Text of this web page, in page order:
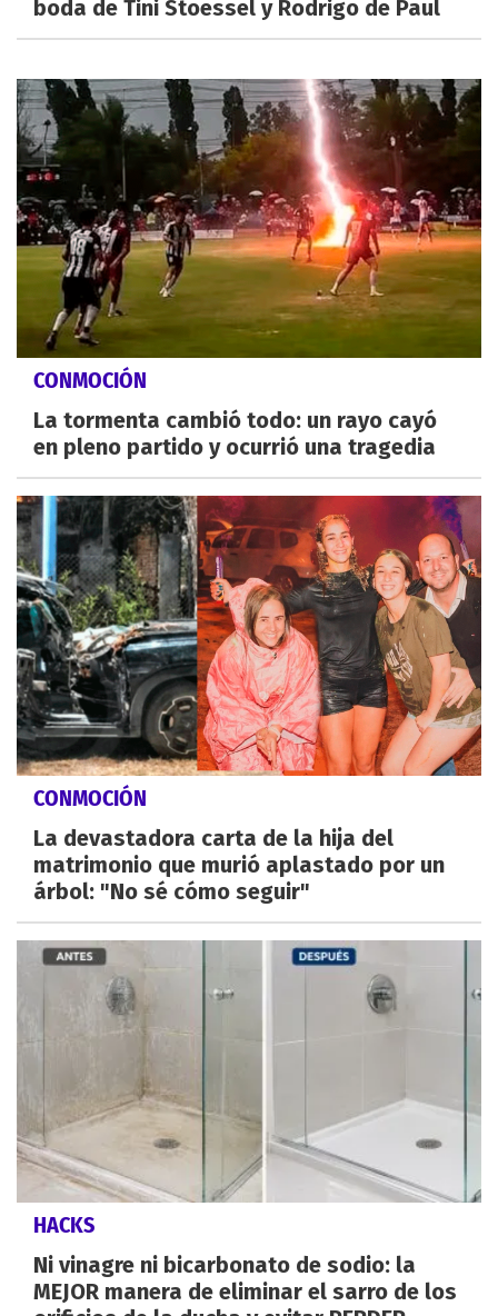
boda de Tini Stoessel y Rodrigo de Paul
CONMOCIÓN
La tormenta cambió todo: un rayo cayó
en pleno partido y ocurrió una tragedia
CONMOCIÓN
La devastadora carta de la hija del
matrimonio que murió aplastado por un
árbol: "No sé cómo seguir"
HACKS
Ni vinagre ni bicarbonato de sodio: la
MEJOR manera de eliminar el sarro de los